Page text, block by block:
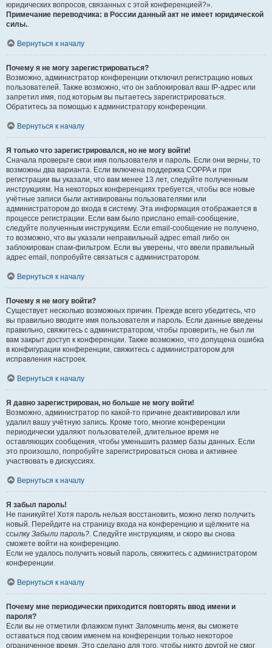
юридических вопросов, связанных с этой конференцией?».
Примечание переводчика: в России данный акт не имеет юридической
силы..
Вернуться к началу
Почему я не могу зарегистрироваться?
Возможно, администратор конференции отключил регистрацию новых
пользователей. Также возможно, что он заблокировал ваш IP-адрес или
запретил имя, под которым вы пытаетесь зарегистрироваться.
Обратитесь за помощью к администратору конференции.
Вернуться к началу
Я только что зарегистрировался, но не могу войти!
Сначала проверьте свои имя пользователя и пароль. Если они верны, то
возможны два варианта. Если включена поддержка COPPA и при
регистрации вы указали, что вам менее 13 лет, следуйте полученным
инструкциям. На некоторых конференциях требуется, чтобы все новые
учётные записи были активированы пользователями или
администратором до входа в систему. Эта информация отображается в
процессе регистрации. Если вам было прислано email-сообщение,
следуйте полученным инструкциям. Если email-сообщение не получено,
то возможно, что вы указали неправильный адрес email либо он
заблокирован спам-фильтром. Если вы уверены, что ввели правильный
адрес email, попробуйте связаться с администратором.
Вернуться к началу
Почему я не могу войти?
Существует несколько возможных причин. Прежде всего убедитесь, что
вы правильно вводите имя пользователя и пароль. Если данные введены
правильно, свяжитесь с администратором, чтобы проверить, не был ли
вам закрыт доступ к конференции. Также возможно, что допущена ошибка
в конфигурации конференции, свяжитесь с администратором для
исправления настроек.
Вернуться к началу
Я давно зарегистрирован, но больше не могу войти!
Возможно, администратор по какой-то причине деактивировал или
удалил вашу учётную запись. Кроме того, многие конференции
периодически удаляют пользователей, длительное время не
оставляющих сообщения, чтобы уменьшить размер базы данных. Если
это произошло, попробуйте зарегистрироваться снова и активнее
участвовать в дискуссиях.
Вернуться к началу
Я забыл пароль!
Не паникуйте! Хотя пароль нельзя восстановить, можно легко получить
новый. Перейдите на страницу входа на конференцию и щёлкните на
ссылку Забыли пароль?. Следуйте инструкциям, и скоро вы снова
сможете войти на конференцию.
Если не удалось получить новый пароль, свяжитесь с администратором
конференции.
Вернуться к началу
Почему мне периодически приходится повторять ввод имени и
пароля?
Если вы не отметили флажком пункт Запомнить меня, вы сможете
оставаться под своим именем на конференции только некоторое
ограниченное время. Это сделано для того, чтобы никто другой не смог